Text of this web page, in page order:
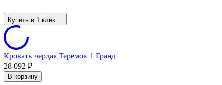
Купить в 1 клик
Кровать-чердак Теремок-1 Гранд
28 092 ₽
В корзину